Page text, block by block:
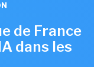
de France
dans les